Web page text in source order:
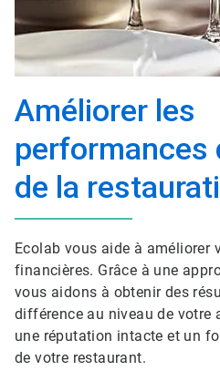
Améliorer les
performances
de la
Ecolab vous aide à améliorer
financières. Grâce à une
vous aidons à obtenir des
différence au niveau de votre
une réputation intacte et un
de votre restaurant.